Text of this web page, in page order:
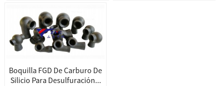
Boquilla FGD De Carburo De
Silicio Para Desulfuración...